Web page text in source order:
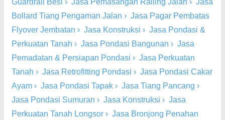
Guardrail Besi › Jasa Pemasangan Railing Jalan › Jasa
Bollard Tiang Pengaman Jalan › Jasa Pagar Pembatas
Flyover Jembatan › Jasa Konstruksi › Jasa Pondasi &
Perkuatan Tanah › Jasa Pondasi Bangunan › Jasa
Pemadatan & Persiapan Pondasi › Jasa Perkuatan
Tanah › Jasa Retrofitting Pondasi › Jasa Pondasi Cakar
Ayam › Jasa Pondasi Tapak › Jasa Tiang Pancang ›
Jasa Pondasi Sumuran › Jasa Konstruksi › Jasa
Perkuatan Tanah Longsor › Jasa Bronjong Penahan